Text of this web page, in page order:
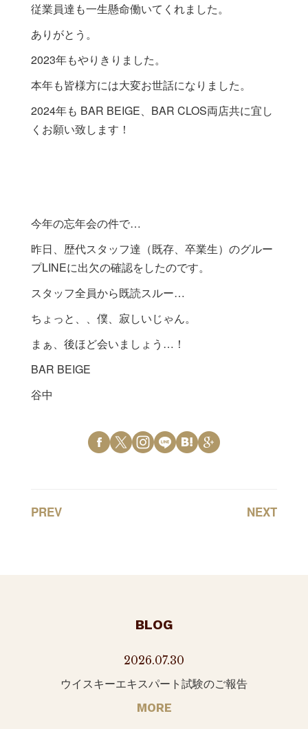
従業員達も一生懸命働いてくれました。
ありがとう。
2023年もやりきりました。
本年も皆様方には大変お世話になりました。
2024年も BAR BEIGE、BAR CLOS両店共に宜し
くお願い致します！
今年の忘年会の件で…
昨日、歴代スタッフ達（既存、卒業生）のグルー
プLINEに出欠の確認をしたのです。
スタッフ全員から既読スルー…
ちょっと、、僕、寂しいじゃん。
まぁ、後ほど会いましょう…！
BAR BEIGE
谷中
PREV NEXT
BLOG
2026.07.30
ウイスキーエキスパート試験のご報告
MORE